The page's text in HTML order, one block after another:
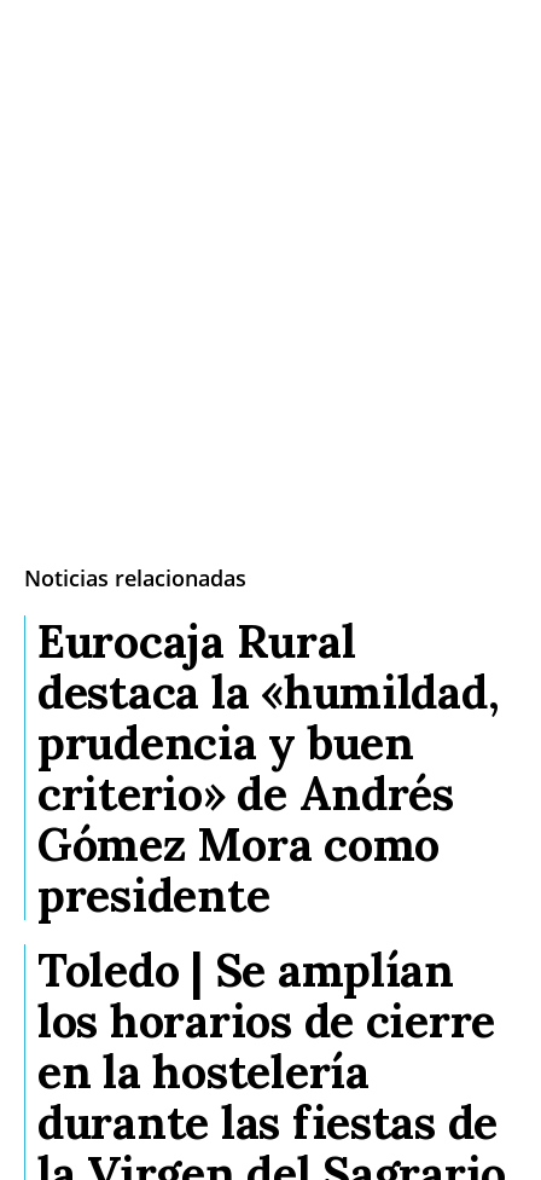
Noticias relacionadas
Eurocaja Rural
destaca la «humildad,
prudencia y buen
criterio» de Andrés
Gómez Mora como
presidente
Toledo | Se amplían
los horarios de cierre
en la hostelería
durante las fiestas de